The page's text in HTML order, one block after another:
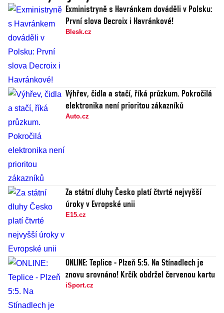
Exministryně s Havránkem dováděli v Polsku:
První slova Decroix i Havránkové!
Blesk.cz
Výhřev, čidla a stačí, říká průzkum. Pokročilá
elektronika není prioritou zákazníků
Auto.cz
Za státní dluhy Česko platí čtvrté nejvyšší
úroky v Evropské unii
E15.cz
ONLINE: Teplice - Plzeň 5:5. Na Stínadlech je
znovu srovnáno! Krčík obdržel červenou kartu
iSport.cz